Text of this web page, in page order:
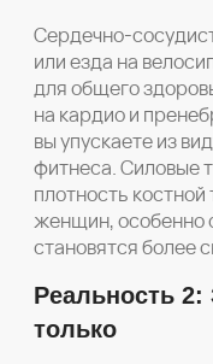
Сердечно-
или езда на
для общего
на кардио и
вы упускаете из
фитнеса. Силовые
плотность
женщин, особенно
становятся более
Реальность 2:
только